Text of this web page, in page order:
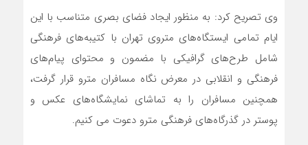
وی تصریح کرد: به منظور ایجاد فضای بصری متناسب با این
ایام تمامی ایستگاه‌های متروی تهران با کتیبه‌های فرهنگی
شامل طرح‌های گرافیکی با مضمون و محتوای پیام‌های
فرهنگی و انقلابی در معرض نگاه مسافران مترو قرار گرفت،
همچنین مسافران را به تماشای نمایشگاه‌های عکس و
پوستر در گذرگاه‌های فرهنگی مترو دعوت می کنیم.